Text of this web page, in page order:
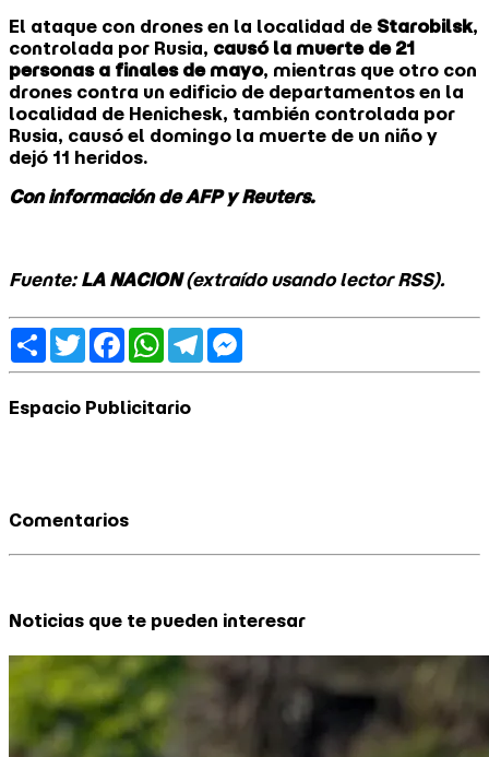
El ataque con ⁠drones en la localidad de ‌ Starobilsk,
controlada por Rusia, causó la ⁠muerte de 21
⁠personas a finales de mayo, mientras que otro con
drones contra un edificio de departamentos en la
localidad de Henichesk, también ‌controlada por
Rusia, causó ​el domingo la muerte de un niño y
dejó 11 heridos.
Con información de AFP y Reuters.
Fuente: LA NACION(extraído usando lector RSS).
ShareTwitterFacebook
WhatsApp
Telegram
Espacio Publicitario
Comentarios
Noticias que te pueden interesar